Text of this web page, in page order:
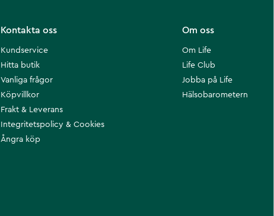
Om oss
Om Life
Life Club
Jobba på Life
Hälsobarometern
Kontakta oss
Kundservice
Hitta butik
Vanliga frågor
Köpvillkor
Frakt & Leverans
Integritetspolicy & Cookies
Ångra köp